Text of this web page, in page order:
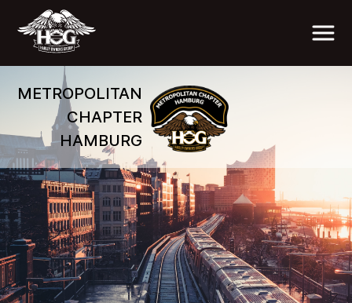
METROPOLITAN
CHAPTER
HAMBURG